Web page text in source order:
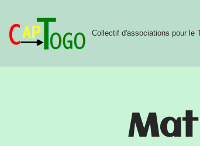
Aller
au
Collectif d'associations pour le